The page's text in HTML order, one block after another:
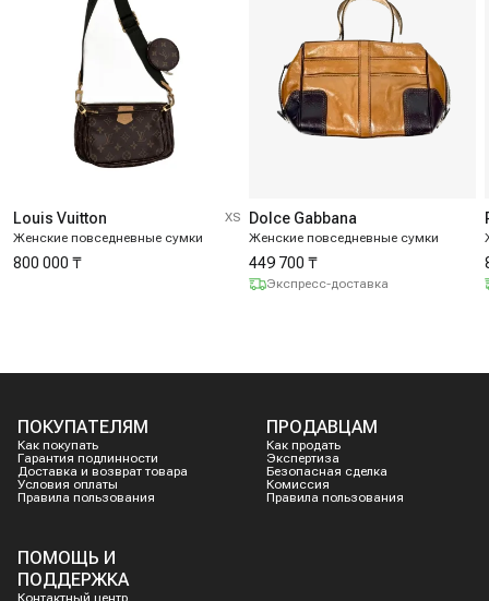
Louis Vuitton
Женские повседневные сумки
XS
800 000 ₸
Dolce Gabbana
Женские повседневные сумки
449 700 ₸
Экспресс-доставка
ПОКУПАТЕЛЯМ
Как покупать
Гарантия подлинности
Доставка и возврат товара
Условия оплаты
Правила пользования
ПРОДАВЦАМ
Как продать
Экспертиза
Безопасная сделка
Комиссия
Правила пользования
ПОМОЩЬ И
ПОДДЕРЖКА
Контактный центр